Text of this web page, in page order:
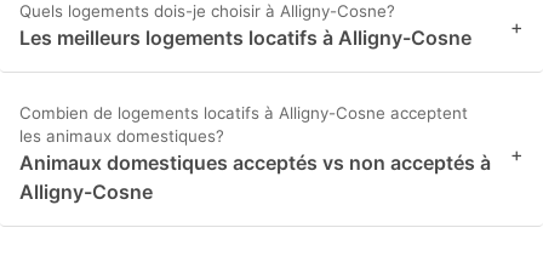
Quels logements dois-je choisir à Alligny-Cosne?
Les meilleurs logements locatifs à Alligny-Cosne +
Combien de logements locatifs à Alligny-Cosne acceptent
les animaux domestiques?
Animaux domestiques acceptés vs non acceptés à
Alligny-Cosne
+